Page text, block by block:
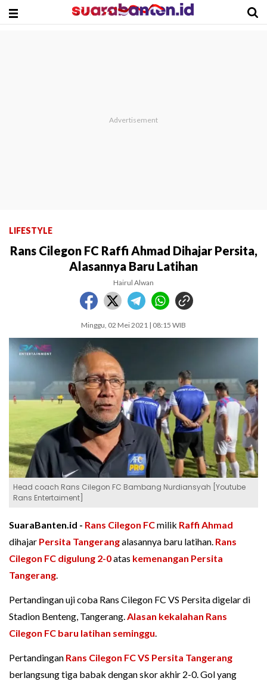
LIFESTYLE
Rans Cilegon FC Raffi Ahmad Dihajar Persita,
Alasannya Baru Latihan
Hairul Alwan
Minggu, 02 Mei 2021 | 08:15 WIB
Head coach Rans Cilegon FC Bambang Nurdiansyah [Youtube
Rans Entertaiment]
SuaraBanten.id - Rans Cilegon FCmilik Raffi Ahmad
dihajar Persita Tangerangalasannya baru latihan. Rans
Cilegon FC digulung 2-0atas kemenangan Persita
Tangerang.
Pertandingan uji coba Rans Cilegon FC VS Persita digelar di
Stadion Benteng, Tangerang.Alasan kekalahan Rans
Cilegon FC baru latihan seminggu.
Pertandingan Rans Cilegon FC VS Persita Tangerang
berlangsung tiga babak dengan skor akhir 2-0. Gol yang